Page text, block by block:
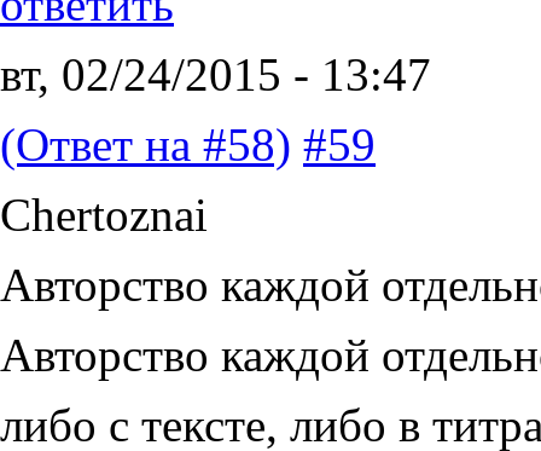
вт, 02/24/2015 - 13:47
(Ответ на #58) #59
Chertoznai
Авторство каждой
Авторство каждой
либо с тексте, либо в